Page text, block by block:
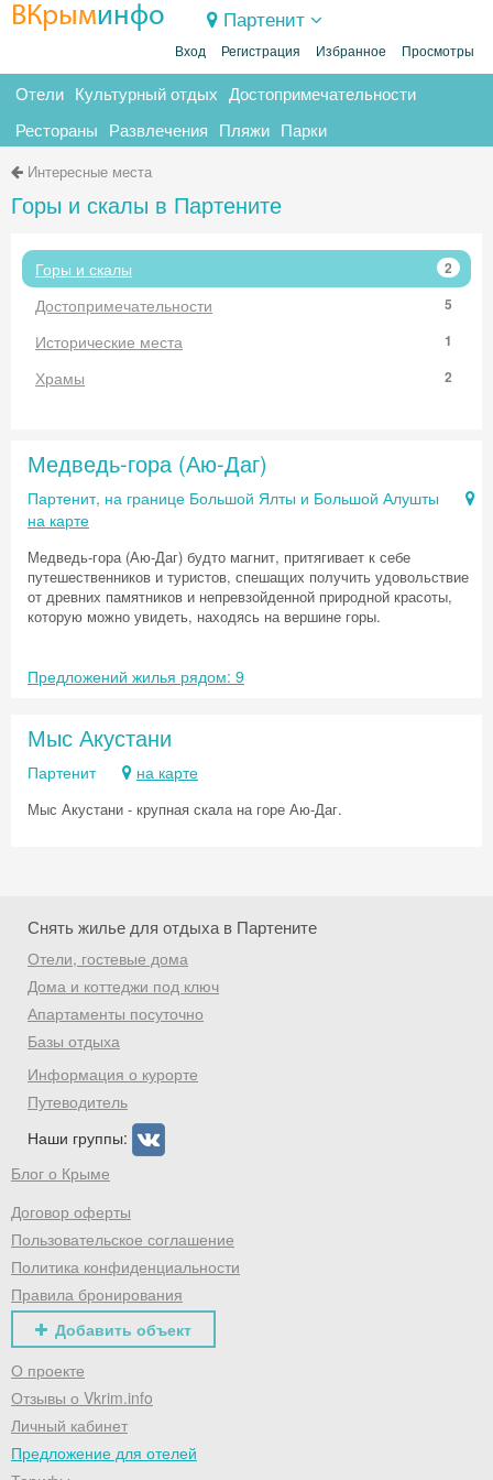
ВКрыминфо Партенит
Вход Регистрация Избранное Просмотры
Отели Культурный отдых Достопримечательности
Рестораны Развлечения Пляжи Парки
Интересные места
Горы и скалы в Партените
Горы и скалы 2
Достопримечательности 5
Исторические места 1
Храмы 2
Медведь-гора (Аю-Даг)
Партенит, на границе Большой Ялты и Большой Алушты
на карте
Медведь-гора (Аю-Даг) будто магнит, притягивает к себе
путешественников и туристов, спешащих получить удовольствие
от древних памятников и непревзойденной природной красоты,
которую можно увидеть, находясь на вершине горы.
Предложений жилья рядом: 9
Мыс Акустани
Партенит на карте
Мыс Акустани - крупная скала на горе Аю-Даг.
Снять жилье для отдыха в Партените
Отели, гостевые дома
Дома и коттеджи под ключ
Апартаменты посуточно
Базы отдыха
Информация о курорте
Путеводитель
Наши группы:
Блог о Крыме
Договор оферты
Пользовательское соглашение
Политика конфиденциальности
Правила бронирования
Добавить объект
О проекте
Отзывы о Vkrim.info
Личный кабинет
Предложение для отелей
Скидка −5%
Хочешь дешевле? Оставь почту и получи
промокод на первое бронирование!